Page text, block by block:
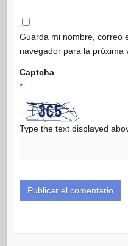
Guarda mi nombre, correo
navegador para la próxima
Captcha
*
Type the text displayed